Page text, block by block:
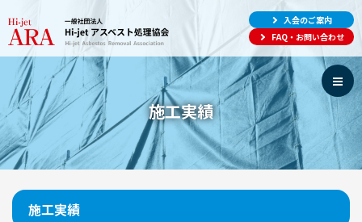
入会のご案内
FAQ・お問い合わせ
施工実績
施工実績